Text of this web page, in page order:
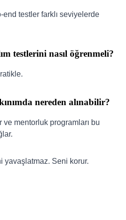
testler farklı seviyelerde
testlerini nasıl öğrenmeli?
nereden alınabilir?
mentorluk programları bu
yavaşlatmaz. Seni korur.